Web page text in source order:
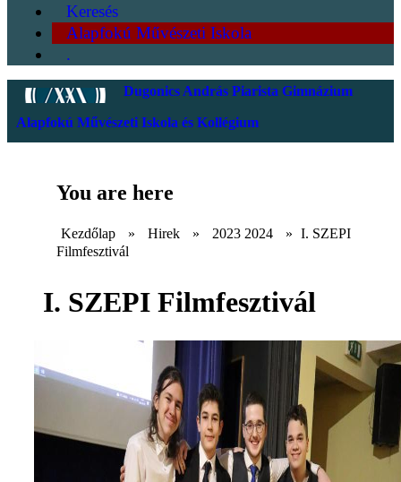
Keresés
Alapfokú Művészeti Iskola
.
Dugonics András Piarista Gimnázium
Alapfokú Művészeti Iskola és Kollégium
You are here
Kezdőlap » Hirek » 2023 2024 » I. SZEPI
Filmfesztivál
I. SZEPI Filmfesztivál